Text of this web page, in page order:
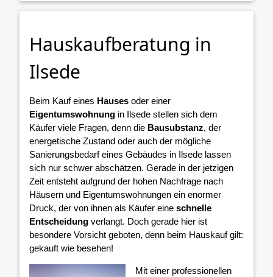
Hauskaufberatung in
Ilsede
Beim Kauf eines Hauses oder einer
Eigentumswohnung in Ilsede stellen sich dem
Käufer viele Fragen, denn die Bausubstanz, der
energetische Zustand oder auch der mögliche
Sanierungsbedarf eines Gebäudes in Ilsede lassen
sich nur schwer abschätzen. Gerade in der jetzigen
Zeit entsteht aufgrund der hohen Nachfrage nach
Häusern und Eigentumswohnungen ein enormer
Druck, der von ihnen als Käufer eine schnelle
Entscheidung verlangt. Doch gerade hier ist
besondere Vorsicht geboten, denn beim Hauskauf gilt:
gekauft wie besehen!
Mit einer professionellen